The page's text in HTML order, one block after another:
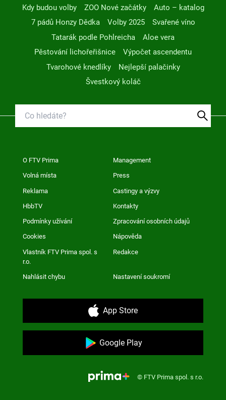
Kdy budou volby
ZOO Nové začátky
Auto – katalog
7 pádů Honzy Dědka
Volby 2025
Svařené víno
Tatarák podle Pohlreicha
Aloe vera
Pěstování lichořeřišnice
Výpočet ascendentu
Tvarohové knedlíky
Nejlepší palačinky
Švestkový koláč
O FTV Prima Management
Volná místa Press
Reklama Castingy a výzvy
HbbTV Kontakty
Podmínky užívání Zpracování osobních údajů
Cookies Nápověda
Vlastník FTV Prima spol. s
r.o.
Redakce
Nahlásit chybu Nastavení soukromí
App Store
Google Play
© FTV Prima spol. s r.o.